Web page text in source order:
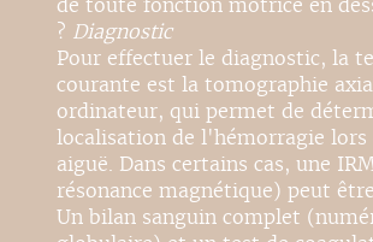
de toute fonction motrice en
? Diagnostic
Pour effectuer le diagnostic, la
courante est la tomographie
ordinateur, qui permet de
localisation de l'hémorragie lors
aiguë. Dans certains cas, une
résonance magnétique) peut
Un bilan sanguin complet